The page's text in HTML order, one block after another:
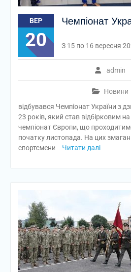
ВЕР
20
Чемпіонат
admin
Новини
З 15 по 16 вересня
відбувався Чемпіонат України з
23 років, який став відбірковим
чемпіонат Європи, що
початку листопада. На цих
спортсмени
Читати далі